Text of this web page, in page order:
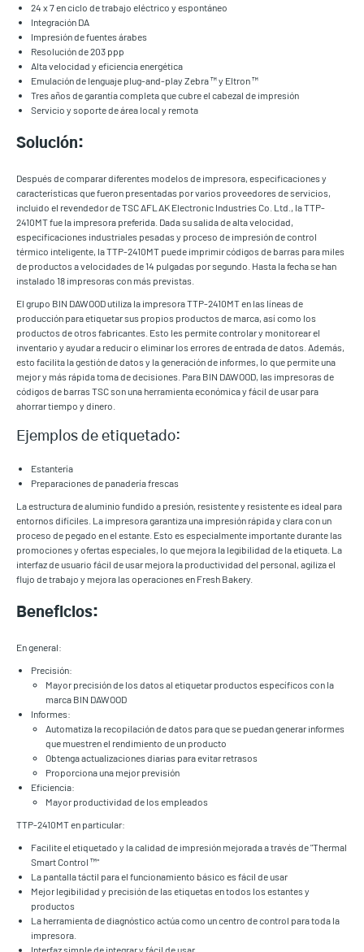
24 x 7 en ciclo de trabajo eléctrico y espontáneo
Integración DA
Impresión de fuentes árabes
Resolución de 203 ppp
Alta velocidad y eficiencia energética
Emulación de lenguaje plug-and-play Zebra ™ y Eltron ™
Tres años de garantía completa que cubre el cabezal de impresión
Servicio y soporte de área local y remota
Solución:
Después de comparar diferentes modelos de impresora, especificaciones y
características que fueron presentadas por varios proveedores de servicios,
incluido el revendedor de TSC AFLAK Electronic Industries Co. Ltd., la TTP-
2410MT fue la impresora preferida. Dada su salida de alta velocidad,
especificaciones industriales pesadas y proceso de impresión de control
térmico inteligente, la TTP-2410MT puede imprimir códigos de barras para miles
de productos a velocidades de 14 pulgadas por segundo. Hasta la fecha se han
instalado 18 impresoras con más previstas.
El grupo BIN DAWOOD utiliza la impresora TTP-2410MT en las líneas de
producción para etiquetar sus propios productos de marca, así como los
productos de otros fabricantes. Esto les permite controlar y monitorear el
inventario y ayudar a reducir o eliminar los errores de entrada de datos. Además,
esto facilita la gestión de datos y la generación de informes, lo que permite una
mejor y más rápida toma de decisiones. Para BIN DAWOOD, las impresoras de
códigos de barras TSC son una herramienta económica y fácil de usar para
ahorrar tiempo y dinero.
Ejemplos de etiquetado:
Estantería
Preparaciones de panadería frescas
La estructura de aluminio fundido a presión, resistente y resistente es ideal para
entornos difíciles. La impresora garantiza una impresión rápida y clara con un
proceso de pegado en el estante. Esto es especialmente importante durante las
promociones y ofertas especiales, lo que mejora la legibilidad de la etiqueta. La
interfaz de usuario fácil de usar mejora la productividad del personal, agiliza el
flujo de trabajo y mejora las operaciones en Fresh Bakery.
Beneficios:
En general:
Precisión:
Mayor precisión de los datos al etiquetar productos específicos con la
marca BIN DAWOOD
Informes:
Automatiza la recopilación de datos para que se puedan generar informes
que muestren el rendimiento de un producto
Obtenga actualizaciones diarias para evitar retrasos
Proporciona una mejor previsión
Eficiencia:
Mayor productividad de los empleados
TTP-2410MT en particular:
Facilite el etiquetado y la calidad de impresión mejorada a través de "Thermal
Smart Control ™"
La pantalla táctil para el funcionamiento básico es fácil de usar
Mejor legibilidad y precisión de las etiquetas en todos los estantes y
productos
La herramienta de diagnóstico actúa como un centro de control para toda la
impresora.
Interfaz simple de integrar y fácil de usar